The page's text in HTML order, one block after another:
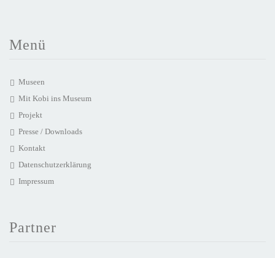
Menü
Museen
Mit Kobi ins Museum
Projekt
Presse / Downloads
Kontakt
Datenschutzerklärung
Impressum
Partner